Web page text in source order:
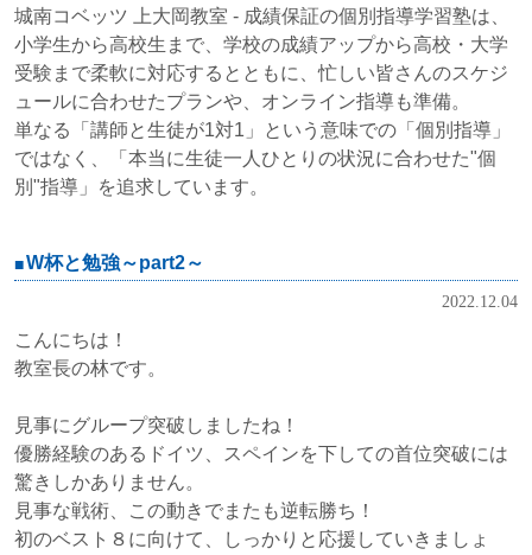
城南コベッツ 上大岡教室 - 成績保証の個別指導学習塾は、
小学生から高校生まで、学校の成績アップから高校・大学
受験まで柔軟に対応するとともに、忙しい皆さんのスケジ
ュールに合わせたプランや、オンライン指導も準備。
単なる「講師と生徒が1対1」という意味での「個別指導」
ではなく、「本当に生徒一人ひとりの状況に合わせた"個
別"指導」を追求しています。
W杯と勉強～part2～
2022.12.04
こんにちは！
教室長の林です。
見事にグループ突破しましたね！
優勝経験のあるドイツ、スペインを下しての首位突破には
驚きしかありません。
見事な戦術、この動きでまたも逆転勝ち！
初のベスト８に向けて、しっかりと応援していきましょ